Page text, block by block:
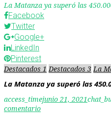
La Matanza ya superó las
Facebook
Twitter
Google+
LinkedIn
Pinterest
Destacados 1 Destacados 3 La
La Matanza ya superó las
access_timejunio 21, 2021
comentario